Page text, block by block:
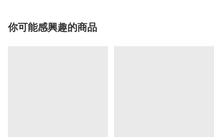
你可能感興趣的商品